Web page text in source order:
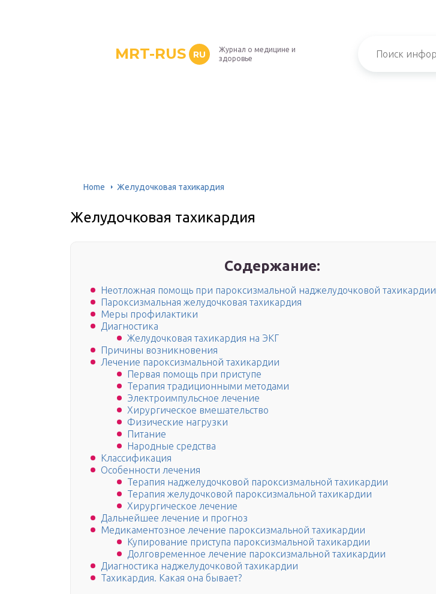
MRT-RUS RU
Журнал о медицине и
здоровье
Home Желудочковая тахикардия
Желудочковая тахикардия
Содержание:
Неотложная помощь при пароксизмальной наджелудочковой тахикардии
Пароксизмальная желудочковая тахикардия
Меры профилактики
Диагностика
Желудочковая тахикардия на ЭКГ
Причины возникновения
Лечение пароксизмальной тахикардии
Первая помощь при приступе
Терапия традиционными методами
Электроимпульсное лечение
Хирургическое вмешательство
Физические нагрузки
Питание
Народные средства
Классификация
Особенности лечения
Терапия наджелудочковой пароксизмальной тахикардии
Терапия желудочковой пароксизмальной тахикардии
Хирургическое лечение
Дальнейшее лечение и прогноз
Медикаментозное лечение пароксизмальной тахикардии
Купирование приступа пароксизмальной тахикардии
Долговременное лечение пароксизмальной тахикардии
Диагностика наджелудочковой тахикардии
Тахикардия. Какая она бывает?